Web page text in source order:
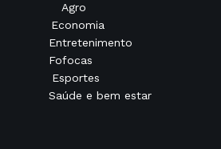
Agro
Economia
Entretenimento
Fofocas
Esportes
Saúde e bem estar